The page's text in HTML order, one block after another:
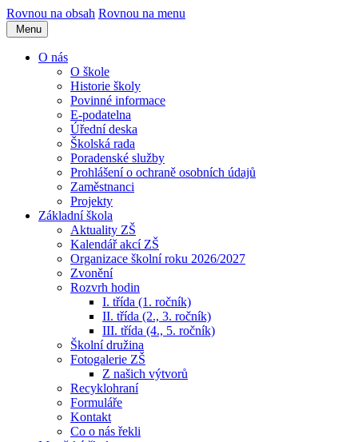
Rovnou na obsah Rovnou na menu
Menu
O nás
O škole
Historie školy
Povinné informace
E-podatelna
Úřední deska
Školská rada
Poradenské služby
Prohlášení o ochraně osobních údajů
Zaměstnanci
Projekty
Základní škola
Aktuality ZŠ
Kalendář akcí ZŠ
Organizace školní roku 2026/2027
Zvonění
Rozvrh hodin
I. třída (1. ročník)
II. třída (2., 3. ročník)
III. třída (4., 5. ročník)
Školní družina
Fotogalerie ZŠ
Z našich výtvorů
Recyklohraní
Formuláře
Kontakt
Co o nás řekli